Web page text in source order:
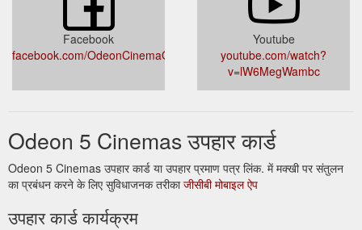
Facebook
facebook.com/OdeonCinemaOrange
Youtube
youtube.com/watch?
v=lW6MegWambc
Odeon 5 Cinemas उपहार कार्ड
Odeon 5 Cinemas उपहार कार्ड या उपहार प्रमाण पत्र लिंक. में मक्खी पर संतुलन
का प्रबंधन करने के लिए सुविधाजनक तरीकाजीसीबी मोबाइल ऐप
उपहार कार्ड कार्यक्रम